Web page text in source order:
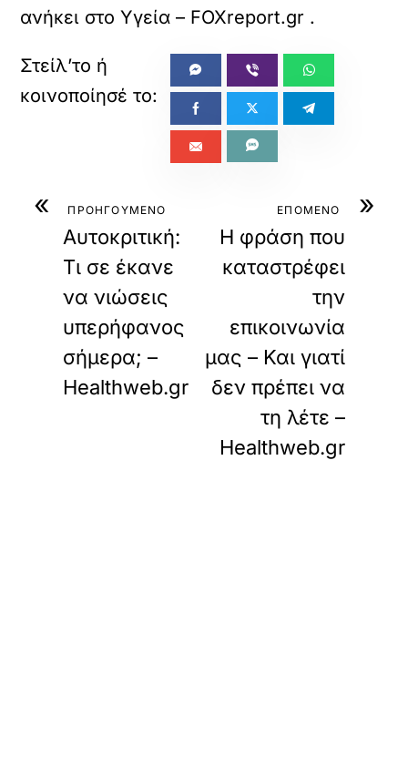
ανήκει στοΥγεία – FOXreport.gr .
« ΠΡΟΗΓΟΥΜΕΝΟ
Αυτοκριτική:
Τι σε έκανε
να νιώσεις
υπερήφανος
σήμερα; –
Healthweb.gr
»
ΕΠΟΜΕΝΟ
Η φράση που
καταστρέφει
την
επικοινωνία
μας – Και γιατί
δεν πρέπει να
τη λέτε –
Healthweb.gr